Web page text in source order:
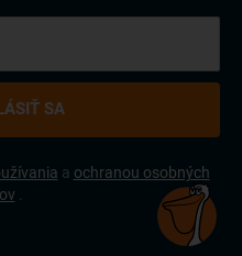
SA
a ochranou osobných